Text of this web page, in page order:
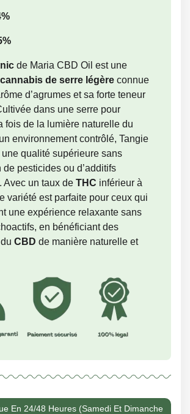
de Maria CBD Oil est une
cannabis de serre légère connue
d’agrumes et sa forte teneur
dans une serre pour
fois de la lumière naturelle du
environnement contrôlé, Tangie
une qualité supérieure sans
de pesticides ou d’additifs
Avec un taux de THC inférieur à
variété est parfaite pour ceux qui
une expérience relaxante sans
en bénéficiant des
CBD de manière naturelle et
En 24/48 Heures (samedi Et Dimanche